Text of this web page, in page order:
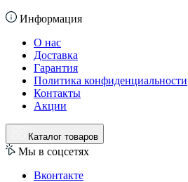
Информация
О нас
Доставка
Гарантия
Политика конфиденциальности
Контакты
Акции
Каталог товаров
Мы в соцсетях
Вконтакте